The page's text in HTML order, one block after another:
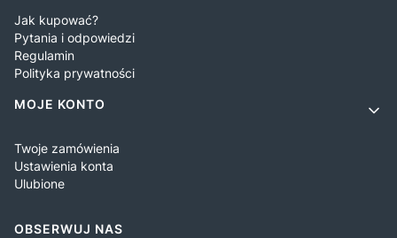
Jak kupować?
Pytania i odpowiedzi
Regulamin
Polityka prywatności
MOJE KONTO
Twoje zamówienia
Ustawienia konta
Ulubione
OBSERWUJ NAS